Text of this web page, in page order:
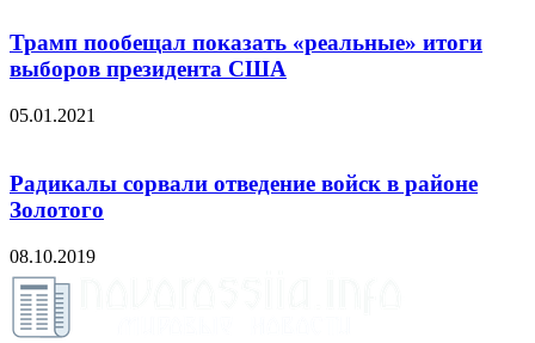
Трамп пообещал показать «реальные» итоги
выборов президента США
05.01.2021
Радикалы сорвали отведение войск в районе
Золотого
08.10.2019